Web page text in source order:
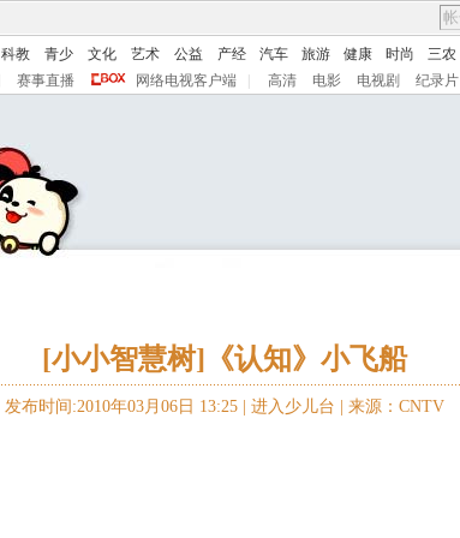
科教 青少 文化 艺术 公益 产经 汽车 旅游 健康 时尚 三农
赛事直播 网络电视客户端 高清 电影 电视剧 纪录片
[小小智慧树]《认知》小飞船
发布时间:2010年03月06日 13:25 | 进入少儿台 来源：CNTV